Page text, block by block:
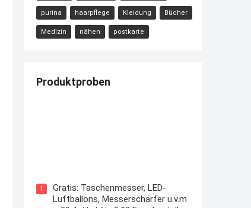
purina haarpflege Kleidung Bücher
Medizin nähen postkarte
Produktproben
1
Gratis: Taschenmesser, LED-
Luftballons, Messerschärfer u.v.m